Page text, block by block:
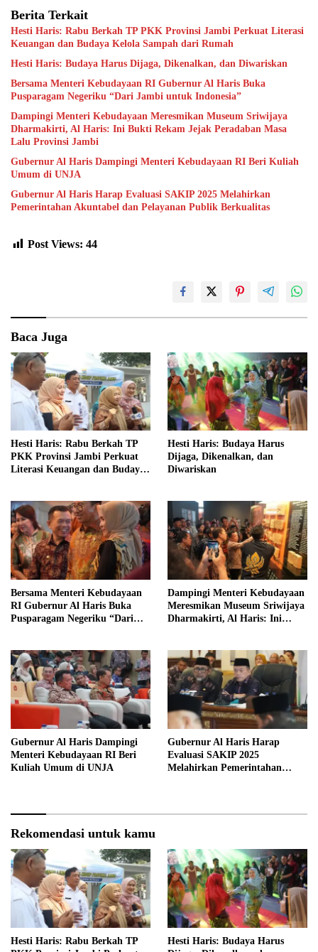
Berita Terkait
Hesti Haris: Rabu Berkah TP PKK Provinsi Jambi Perkuat Literasi
Keuangan dan Budaya Kelola Sampah dari Rumah
Hesti Haris: Budaya Harus Dijaga, Dikenalkan, dan Diwariskan
Bersama Menteri Kebudayaan RI Gubernur Al Haris Buka
Pusparagam Negeriku “Dari Jambi untuk Indonesia”
Dampingi Menteri Kebudayaan Meresmikan Museum Sriwijaya
Dharmakirti, Al Haris: Ini Bukti Rekam Jejak Peradaban Masa
Lalu Provinsi Jambi
Gubernur Al Haris Dampingi Menteri Kebudayaan RI Beri Kuliah
Umum di UNJA
Gubernur Al Haris Harap Evaluasi SAKIP 2025 Melahirkan
Pemerintahan Akuntabel dan Pelayanan Publik Berkualitas
Post Views: 44
Baca Juga
Hesti Haris: Rabu Berkah TP
PKK Provinsi Jambi Perkuat
Literasi Keuangan dan Budaya
Hesti Haris: Budaya Harus
Dijaga, Dikenalkan, dan
Diwariskan
Bersama Menteri Kebudayaan
RI Gubernur Al Haris Buka
Pusparagam Negeriku “Dari
Dampingi Menteri Kebudayaan
Meresmikan Museum Sriwijaya
Dharmakirti, Al Haris: Ini
Gubernur Al Haris Dampingi
Menteri Kebudayaan RI Beri
Kuliah Umum di UNJA
Gubernur Al Haris Harap
Evaluasi SAKIP 2025
Melahirkan Pemerintahan
Rekomendasi untuk kamu
Hesti Haris: Rabu Berkah TP
Hesti Haris: Budaya Harus